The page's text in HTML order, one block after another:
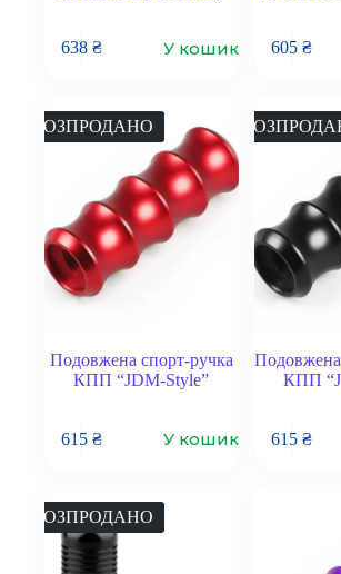
638₴ У кошик 605 ₴
РОЗПРОДАНО
Подовжена спорт-ручка
КПП “JDM-Style”
615₴ У кошик
КПП
615 ₴
РОЗПРОДАНО